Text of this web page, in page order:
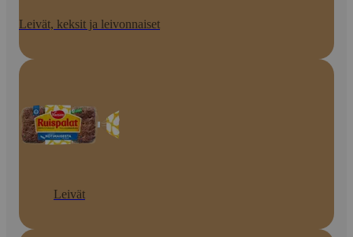
Leivät, keksit ja leivonnaiset
Leivät